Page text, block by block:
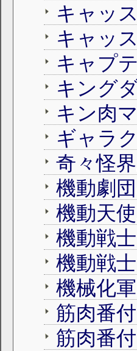
キャッ
キャッ
キャプ
キン肉
奇々怪
機動劇
機動戦
機動戦
機械化
筋肉番
筋肉番